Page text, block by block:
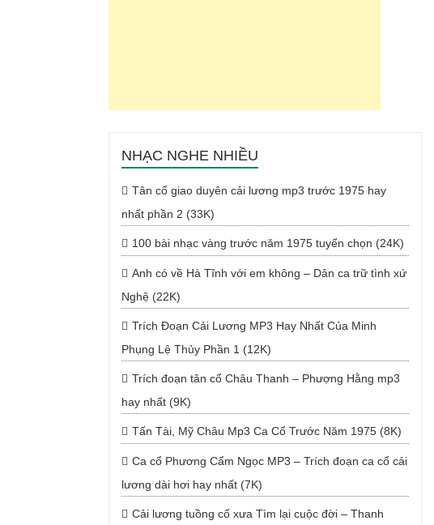
NHẠC NGHE NHIỀU
Tân cổ giao duyên cải lương mp3 trước 1975 hay
nhất phần 2 (33K)
100 bài nhạc vàng trước năm 1975 tuyển chọn (24K)
Anh có về Hà Tĩnh với em không – Dân ca trữ tình xứ
Nghệ (22K)
Trích Đoạn Cải Lương MP3 Hay Nhất Của Minh
Phụng Lệ Thủy Phần 1 (12K)
Trích đoạn tân cổ Châu Thanh – Phượng Hằng mp3
hay nhất (9K)
Tấn Tài, Mỹ Châu Mp3 Ca Cổ Trước Năm 1975 (8K)
Ca cổ Phương Cẩm Ngọc MP3 – Trích đoạn ca cổ cải
lương dài hơi hay nhất (7K)
Cải lương tuồng cổ xưa Tìm lại cuộc đời – Thanh